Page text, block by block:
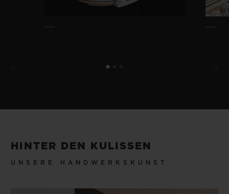
HINTER DEN KULISSEN
UNSERE HANDWERKSKUNST